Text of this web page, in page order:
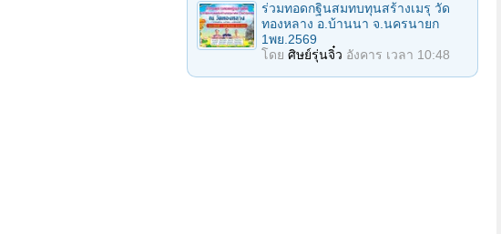
ร่วมทอดกฐินสมทบทุนสร้างเมรุ วัด
ทองหลาง อ.บ้านนา จ.นครนายก
1พย.2569
โดย ศิษย์รุ่นจิ๋ว อังคาร เวลา 10:48